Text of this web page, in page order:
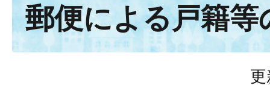
郵便による戸籍等